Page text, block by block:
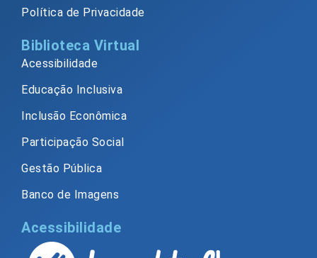
Política de Privacidade
Biblioteca Virtual
Acessibilidade
Educação Inclusiva
Inclusão Econômica
Participação Social
Gestão Pública
Banco de Imagens
Acessibilidade